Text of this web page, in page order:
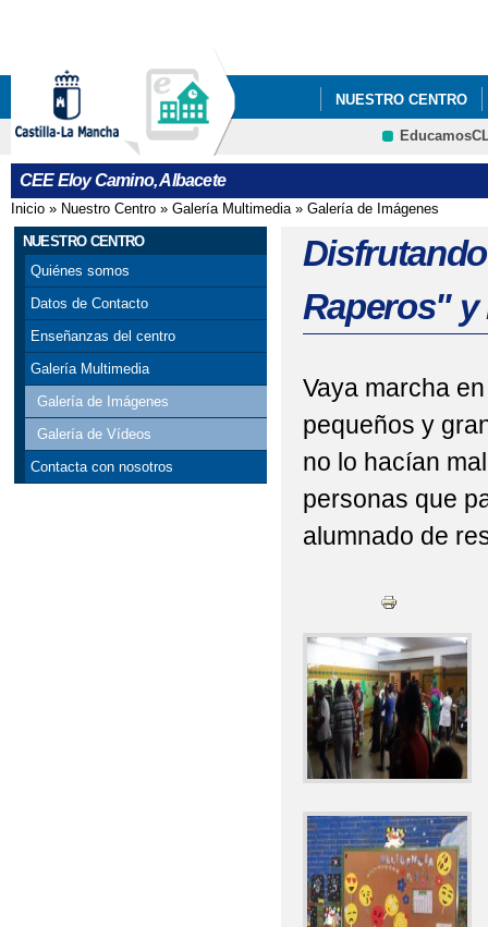
NUESTRO CENTRO
CELEBRACIÓN DÍA
TRÍPTICOS
CEE Eloy Camino, Albacete
Se encuentra usted aquí
Inicio » Nuestro Centro » Galería Multimedia» Galería de Imágenes
NUESTRO CENTRO
Quiénes somos
Datos de Contacto
Enseñanzas del centro
Galería Multimedia
Galería de Imágenes
Galería de Vídeos
Contacta con nosotros
Raperos" y
Vaya marcha
pequeños y
no lo hacían
personas que
alumnado de